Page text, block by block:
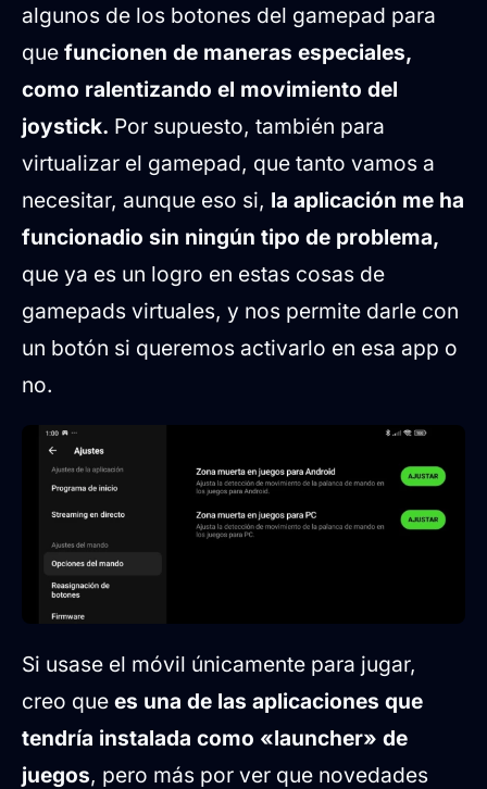
algunos de los botones del gamepad para
que funcionen de maneras especiales,
como ralentizando el movimiento del
joystick. Por supuesto, también para
virtualizar el gamepad, que tanto vamos a
necesitar, aunque eso si, la aplicación me ha
funcionadio sin ningún tipo de problema,
que ya es un logro en estas cosas de
gamepads virtuales, y nos permite darle con
un botón si queremos activarlo en esa app o
no.
Si usase el móvil únicamente para jugar,
creo que es una de las aplicaciones que
tendría instalada como «launcher» de
juegos, pero más por ver que novedades